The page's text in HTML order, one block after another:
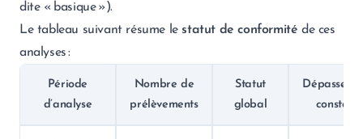
dite « basique »).
Le tableau suivant résume le statut de conformité de ces
analyses :
Période
d’analyse
Nombre de
prélèvements
Statut
global
constatés